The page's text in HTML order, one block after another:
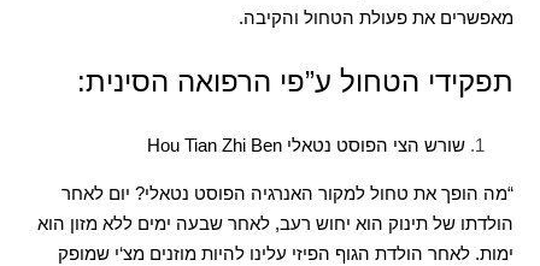
מאפשרים את פעולת הטחול והקיבה.
תפקידי הטחול ע”פי הרפואה הסינית:
שורש הצי הפוסט נטאליHou Tian Zhi Ben
“מה הופך את טחול למקור האנרגיה הפוסט נטאלי? יום לאחר
הולדתו של תינוק הוא יחוש רעב,לאחר שבעה ימים ללא מזון הוא
ימות.לאחר הולדת הגוף הפיזי עלינו להיות מוזנים מצ‘י שמופק